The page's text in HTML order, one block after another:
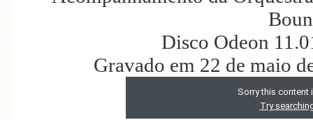
Disco Odeon
Gravado em 22 de maio